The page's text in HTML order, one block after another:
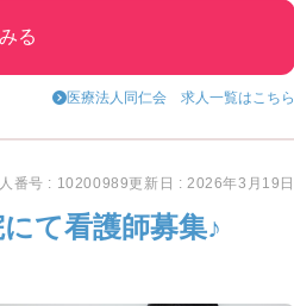
る
医療法人同仁会 求人一覧はこちら
番号 : 10200989更新日 : 2026年3月19日
て看護師募集♪